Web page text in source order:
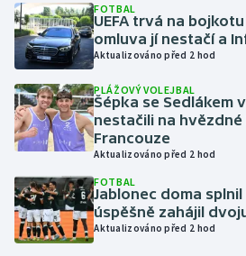
Judo
Krasobruslení
Lezení
Lyže a snowboard
Moderní pětiboj
Motorsport
FOTBAL
UEFA trvá na
omluva jí nestačí a
Aktualizováno před 2 hod
PLÁŽOVÝ VOLEJBAL
Šépka se Sedlákem
nestačili na hvězdné
Francouze
Aktualizováno před 2 hod
FOTBAL
Jablonec doma
úspěšně zahájil
Aktualizováno před 2 hod